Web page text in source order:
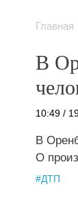
Главная
В
10:49 /
В
О
#ДТП